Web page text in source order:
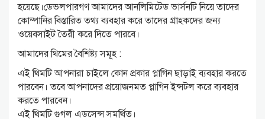
হয়েছে।ডেভলপারগণ আমাদের আনলিমিটেড ভার্সনটি নিয়ে তাদের
কোম্পানির বিস্তারিত তথ্য ব্যবহার করে তাদের গ্রাহকদের জন্য
ওয়েবসাইট তৈরী করে দিতে পারবে।
আমাদের থিমের বৈশিষ্ট্য সমূহ :
এই থিমটি আপনারা চাইলে কোন প্রকার প্লাগিন ছাড়াই ব্যবহার করতে
পারবেন। তবে আপনাদের প্রয়োজনমত প্লাগিন ইন্সটল করে ব্যবহার
করতে পারবেন।
এই থিমটি গুগল এডসেন্স সমর্থিত।